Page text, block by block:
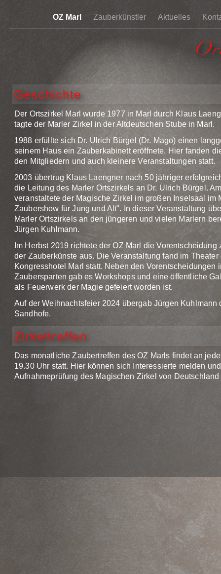
OZ Marl Zauberkünstler Aktuelles
Der Ortszirkel Marl wurde 1977 in Marl durch Klaus
tagte der Marler Zirkel in der Altdeutschen Stube in Marl.
1988 erfüllte sich Dr. Ulrich Bürgel (Dr. Mago) einen
seinem Haus ein Zauberkabinett eröffnete. Hier fanden
den Mitgliedern und auch kleinere Veranstaltungen statt.
2003 übertrug Klaus Laengner nach 50 jähriger
die Leitung des Marler Ortszirkels an Dr. Ulrich Bürgel.
veranstaltete der Magische Zirkel im großen Inselsaal im
Zaubershow für Jung und Alt". In dieser Veranstaltung
Marler Ortszirkels an den jüngeren und vielen Marlern
Jürgen Kuhlmann.
Im Herbst 2019 richtete der OZ Marl die
der Zauberkünste aus. Die Veranstaltung fand im
Kongresshotel Marl statt. Neben den Vorentscheidungen
Zaubersparten gab es Workshops und eine öffentliche
als Feuerwerk der Magie gefeiert worden ist.
Auf der Weihnachtsfeier 2024 übergab Jürgen
Sandhofe.
Das monatliche Zaubertreffen des OZ Marls findet an
19.30 Uhr statt. Hier können sich Interessierte melden
Aufnahmeprüfung des Magischen Zirkel von Deutschland